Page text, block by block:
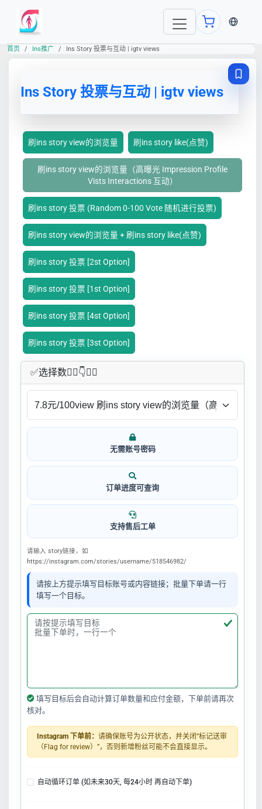
当前语
首页 Ins推广 Ins Story 投票与互动 | igtv views
Ins Story 投票与互动 | igtv views
刷ins story view的浏览量 刷ins story like(点赞)
刷ins story view的浏览量（高曝光 Impression Profile
Vists Interactions 互动）
刷ins story 投票 (Random 0-100 Vote 随机进行投票)
刷ins story view的浏览量 + 刷ins story like(点赞)
刷ins story 投票 [2st Option]
刷ins story 投票 [1st Option]
刷ins story 投票 [4st Option]
刷ins story 投票 [3st Option]
✅​选择数👇🏻​​👇👇🏻​​
无需账号密码
订单进度可查询
支持售后工单
请输入 story链接，如
https://instagram.com/stories/username/518546982/
请按上方提示填写目标账号或内容链接；批量下单请一行
填写一个目标。
填写目标后会自动计算订单数量和应付金额，下单前请再次
核对。
Instagram 下单前： 请确保账号为公开状态，并关闭“标记送审
（Flag for review）”，否则新增粉丝可能不会直接显示。
自动循环订单 (如未来30天, 每24小时 再自动下单)